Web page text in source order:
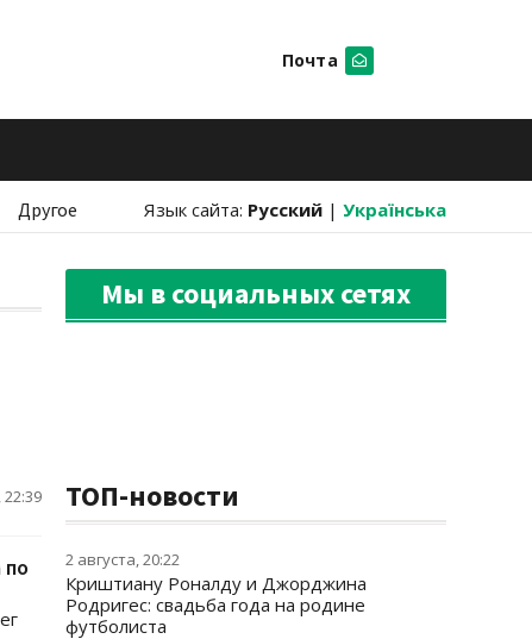
Почта
Другое Язык сайта: Русский | Українська
Мы в социальных сетях
ТОП-новости
2 августа, 20:22
Криштиану Роналду и Джорджина
Родригес: свадьба года на родине
футболиста